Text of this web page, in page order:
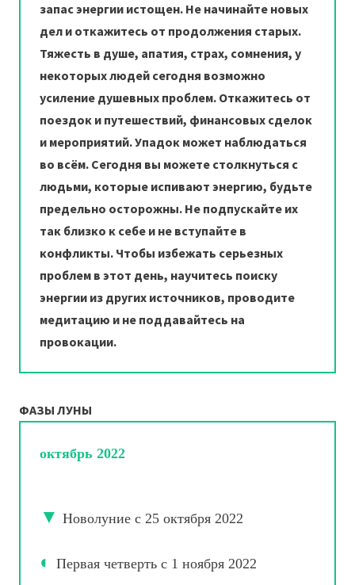
запас энергии истощен. Не начинайте новых
дел и откажитесь от продолжения старых.
Тяжесть в душе, апатия, страх, сомнения, у
некоторых людей сегодня возможно
усиление душевных проблем. Откажитесь от
поездок и путешествий, финансовых сделок
и мероприятий. Упадок может наблюдаться
во всём. Сегодня вы можете столкнуться с
людьми, которые испивают энергию, будьте
предельно осторожны. Не подпускайте их
так близко к себе и не вступайте в
конфликты. Чтобы избежать серьезных
проблем в этот день, научитесь поиску
энергии из других источников, проводите
медитацию и не поддавайтесь на
провокации.
ФАЗЫ ЛУНЫ
октябрь 2022
▼ Новолуние с 25 октября 2022
◐ Первая четверть с 1 ноября 2022